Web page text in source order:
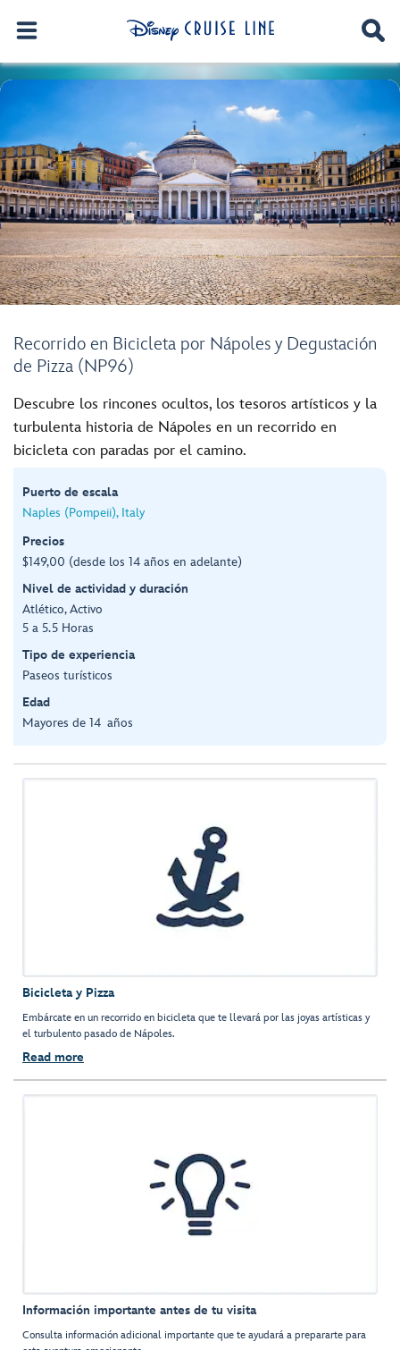
Recorrido en Bicicleta por Nápoles y Degustación
de Pizza (NP96)
Descubre los rincones ocultos, los tesoros artísticos y la
turbulenta historia de Nápoles en un recorrido en
bicicleta con paradas por el camino.
Puerto de escala
Naples (Pompeii), Italy
Precios
$149,00 (desde los 14 años en adelante)
Nivel de actividad y duración
Atlético, Activo
5 a 5.5 Horas
Tipo de experiencia
Paseos turísticos
Edad
Mayores de 14 años
Bicicleta y Pizza
Embárcate en un recorrido en bicicleta que te llevará por las joyas artísticas y
el turbulento pasado de Nápoles.
Read more
Información importante antes de tu visita
Consulta información adicional importante que te ayudará a prepararte para